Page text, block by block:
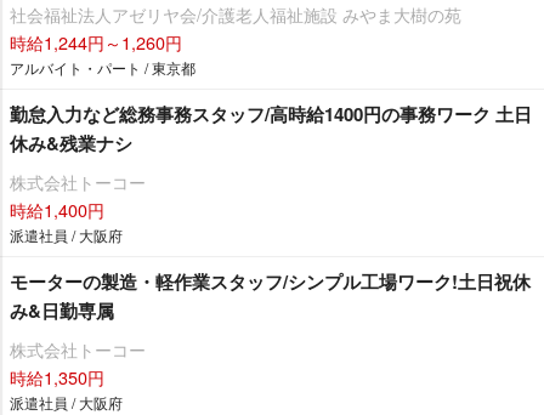
社会福祉法人アゼリヤ会/介護老人福祉施設 みやま大樹の苑
時給1,244円～1,260円
アルバイト・パート / 東京都
勤怠入力など総務事務スタッフ/高時給1400円の事務ワーク 土日
休み&残業ナシ
株式会社トーコー
時給1,400円
派遣社員 / 大阪府
モーターの製造・軽作業スタッフ/シンプル工場ワーク!土日祝休
み&日勤専属
株式会社トーコー
時給1,350円
派遣社員 / 大阪府